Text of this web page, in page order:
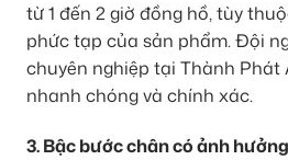
từ 1 đến 2 giờ đồng hồ, tùy
phức tạp của sản phẩm. Đội
chuyên nghiệp tại Thành Phát
nhanh chóng và chính xác.
3. Bậc bước chân có ảnh